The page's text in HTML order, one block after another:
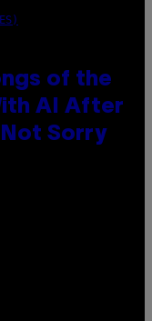
of the
AI After
Sorry